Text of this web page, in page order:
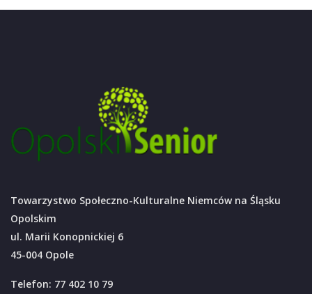
Towarzystwo Społeczno-Kulturalne Niemców na Śląsku
Opolskim
ul. Marii Konopnickiej 6
45-004 Opole
Telefon: 77 402 10 79